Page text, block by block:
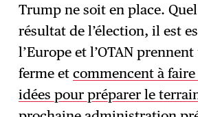
Trump ne soit en place.
résultat de l’élection, il est
l’Europe et l’OTAN
ferme etcommencent à faire
idées pour préparer le